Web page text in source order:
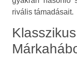
rivális támadásait.